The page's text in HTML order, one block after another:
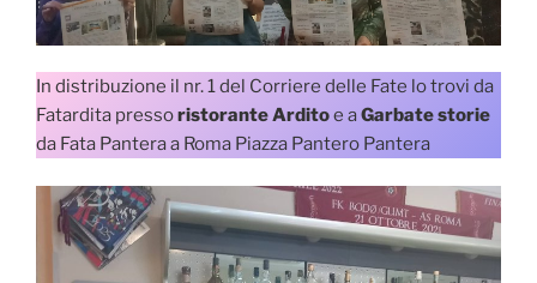
In distribuzione il nr. 1 del Corriere delle Fate lo trovi da
Fatardita pressoristorante Arditoe aGarbate storie
da Fata Pantera a Roma Piazza Pantero Pantera